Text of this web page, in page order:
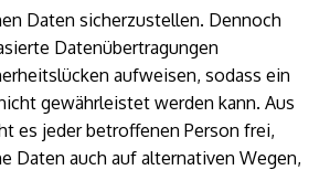
Daten sicherzustellen. Dennoch
Datenübertragungen
aufweisen, sodass ein
gewährleistet werden kann. Aus
es jeder betroffenen Person frei,
Daten auch auf alternativen Wegen,